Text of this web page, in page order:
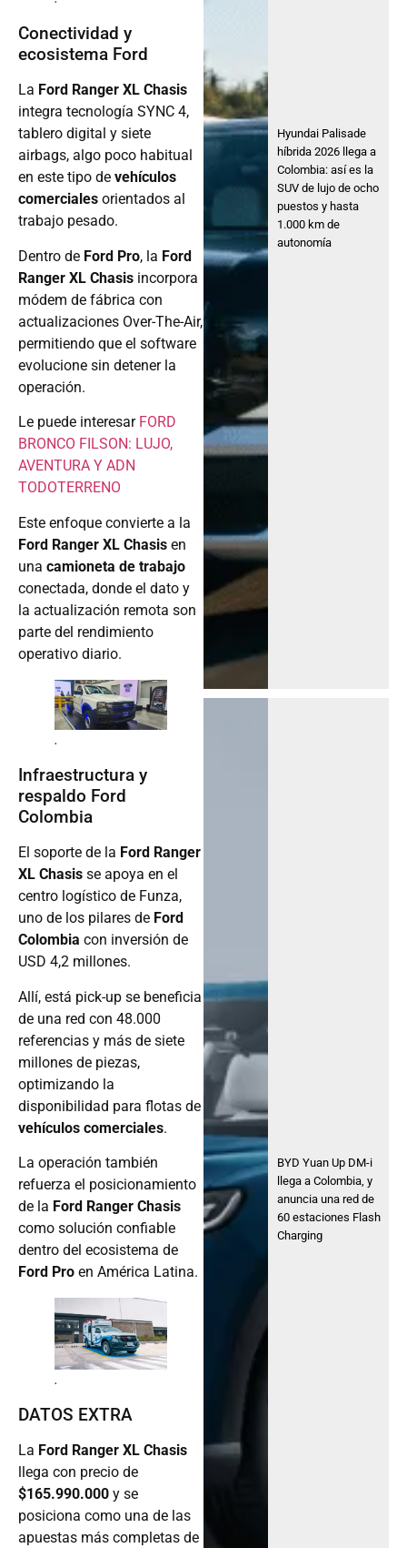
Conectividad y
ecosistema Ford
La Ford Ranger XL Chasis
integra tecnología SYNC 4,
tablero digital y siete
airbags, algo poco habitual
en este tipo de vehículos
comerciales orientados al
trabajo pesado.
Dentro de Ford Pro, la Ford
Ranger XL Chasis incorpora
módem de fábrica con
actualizaciones Over-The-Air,
permitiendo que el software
evolucione sin detener la
operación.
Le puede interesar FORD
BRONCO FILSON: LUJO,
AVENTURA Y ADN
TODOTERRENO
Este enfoque convierte a la
Ford Ranger XL Chasis en
una camioneta de trabajo
conectada, donde el dato y
la actualización remota son
parte del rendimiento
operativo diario.
.
Infraestructura y
respaldo Ford
Colombia
El soporte de la Ford Ranger
XL Chasis se apoya en el
centro logístico de Funza,
uno de los pilares de Ford
Colombia con inversión de
USD 4,2 millones.
Allí, está pick-up se beneficia
de una red con 48.000
referencias y más de siete
millones de piezas,
optimizando la
disponibilidad para flotas de
vehículos comerciales.
La operación también
refuerza el posicionamiento
de la Ford Ranger Chasis
como solución confiable
dentro del ecosistema de
Ford Pro en América Latina.
.
DATOS EXTRA
La Ford Ranger XL Chasis
llega con precio de
$165.990.000 y se
posiciona como una de las
apuestas más completas de
Hyundai Palisade
híbrida 2026 llega a
Colombia: así es la
SUV de lujo de ocho
puestos y hasta
1.000 km de
autonomía
BYD Yuan Up DM-i
llega a Colombia, y
anuncia una red de
60 estaciones Flash
Charging